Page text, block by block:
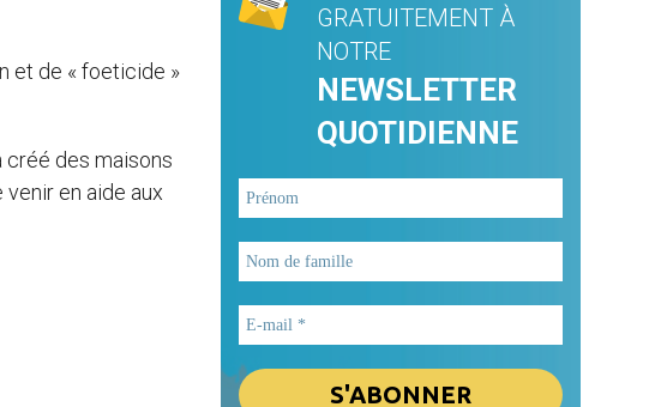
et de « foeticide »
créé des maisons
en aide aux
GRATUITEMENT À
NOTRE
NEWSLETTER
QUOTIDIENNE